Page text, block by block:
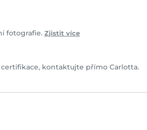
fotografie. Zjistit více
kontaktujte přímo Carlotta.